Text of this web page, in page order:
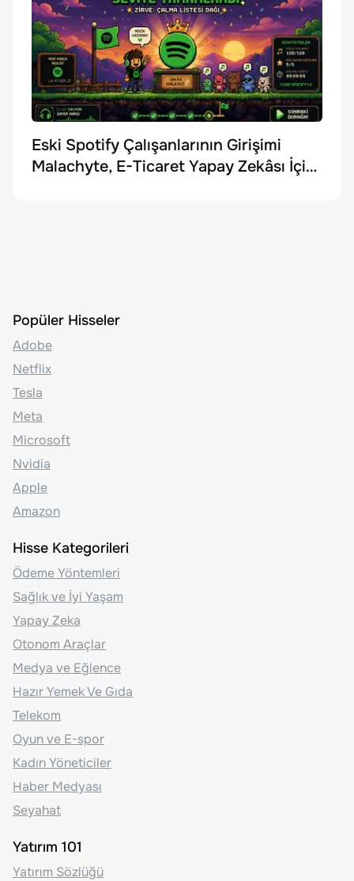
Eski Spotify Çalışanlarının Girişimi
Malachyte, E-Ticaret Yapay Zekâsı İçin
Popüler Hisseler
Adobe
Netflix
Tesla
Meta
Microsoft
Nvidia
Apple
Amazon
Hisse Kategorileri
Ödeme Yöntemleri
Sağlık ve İyi Yaşam
Yapay Zeka
Otonom Araçlar
Medya ve Eğlence
Hazır Yemek Ve Gıda
Telekom
Oyun ve E-spor
Kadın Yöneticiler
Haber Medyası
Seyahat
Yatırım 101
Yatırım Sözlüğü